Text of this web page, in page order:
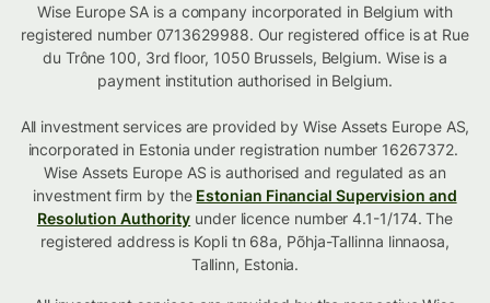
Wise Europe SA is a company incorporated in Belgium with
registered number 0713629988. Our registered office is at Rue
du Trône 100, 3rd floor, 1050 Brussels, Belgium. Wise is a
payment institution authorised in Belgium.
All investment services are provided by Wise Assets Europe AS,
incorporated in Estonia under registration number 16267372.
Wise Assets Europe AS is authorised and regulated as an
investment firm by the Estonian Financial Supervision and
Resolution Authority under licence number 4.1-1/174. The
registered address is Kopli tn 68a, Põhja-Tallinna linnaosa,
Tallinn, Estonia.